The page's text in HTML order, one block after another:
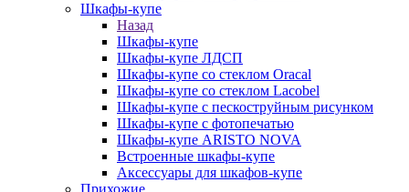
Шкафы-купе
Назад
Шкафы-купе
Шкафы-купе ЛДСП
Шкафы-купе со стеклом Oracal
Шкафы-купе со стеклом Lacobel
Шкафы-купе с пескоструйным рисунком
Шкафы-купе с фотопечатью
Шкафы-купе ARISTO NOVA
Встроенные шкафы-купе
Аксессуары для шкафов-купе
Прихожие